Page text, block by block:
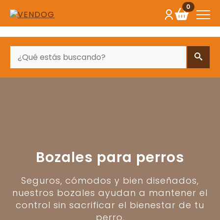
0
Bozales para perros
Seguros, cómodos y bien diseñados,
nuestros bozales ayudan a mantener el
control sin sacrificar el bienestar de tu
perro.